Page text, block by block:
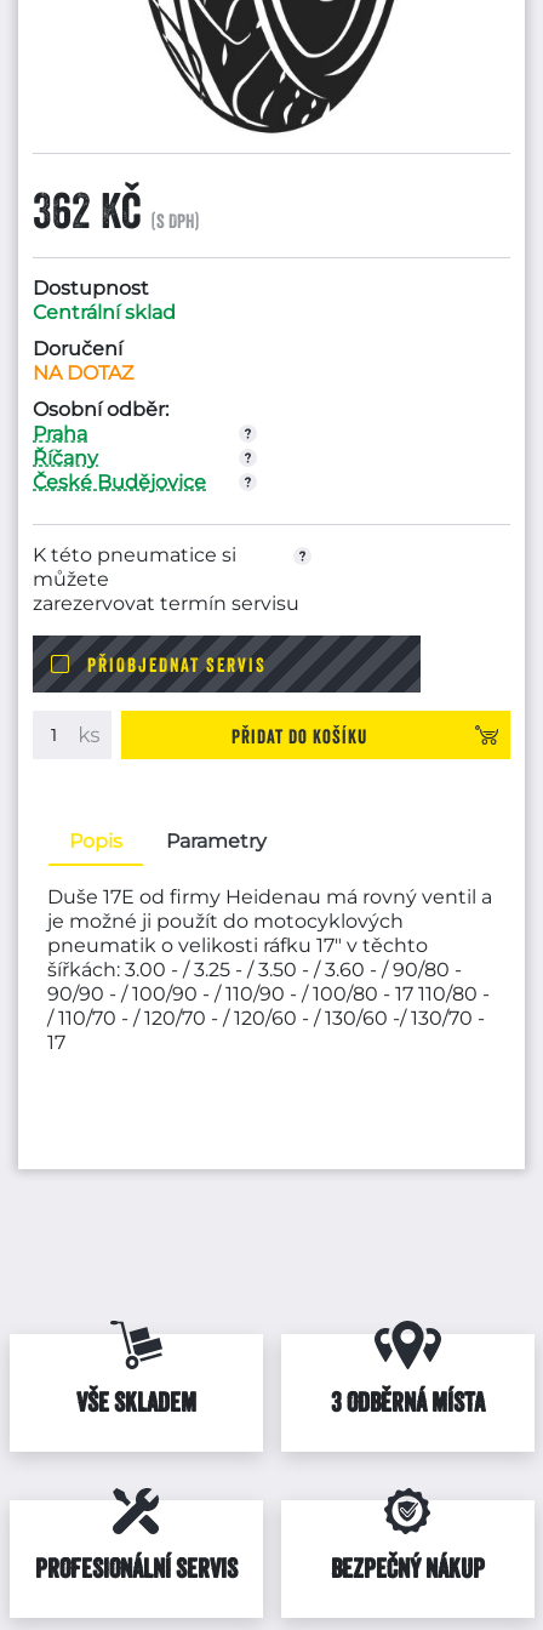
362 Kč (s DPH)
Dostupnost
Centrální sklad
Doručení
NA DOTAZ
Osobní odběr:
Praha
Říčany
České Budějovice
K této pneumatice si
můžete
zarezervovat termín servisu
PŘIOBJEDNAT SERVIS
Přidat do košíku
Popis Parametry
Duše 17E od firmy Heidenau má rovný ventil a
je možné ji použít do motocyklových
pneumatik o velikosti ráfku 17" v těchto
šířkách: 3.00 - / 3.25 - / 3.50 - / 3.60 - / 90/80 -
90/90 - / 100/90 - / 110/90 - / 100/80 - 17 110/80 -
/ 110/70 - / 120/70 - / 120/60 - / 130/60 -/ 130/70 -
17
VŠE SKLADEM 3 ODBĚRNÁ MÍSTA
PROFESIONÁLNÍ SERVIS BEZPEČNÝ NÁKUP